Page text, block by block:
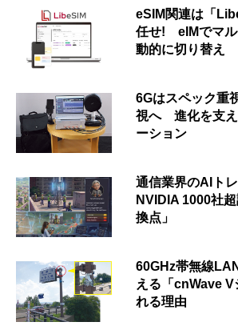
eSIM関連は「
任せ! eIMでマル
動的に切り替え
6Gはスペック重
視へ 進化を支え
ーション
通信業界のAIト
NVIDIA 1000社
換点」
60GHz帯無線
える「cnWave
れる理由